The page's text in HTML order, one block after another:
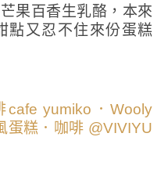
果百香生乳酪，本來
點又忍不住來份蛋糕